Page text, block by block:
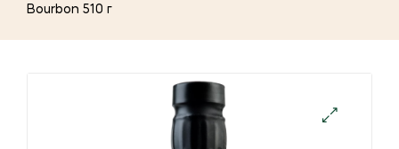
Bourbon 510 г